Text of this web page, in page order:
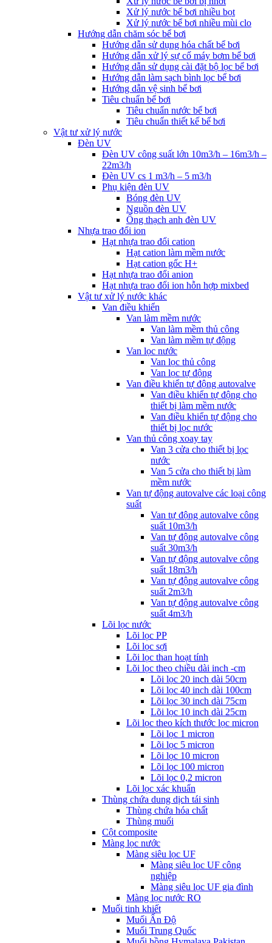
Xử lý nước bể bơi nhiều bọt
Xử lý nước bể bơi nhiều mùi clo
Hướng dẫn chăm sóc bể bơi
Hướng dẫn sử dụng hóa chất bể bơi
Hướng dẫn xử lý sự cố máy bơm bể bơi
Hướng dẫn sử dụng cài đặt bộ lọc bể bơi
Hướng dẫn làm sạch bình lọc bể bơi
Hướng dẫn vệ sinh bể bơi
Tiêu chuẩn bể bơi
Tiêu chuẩn nước bể bơi
Tiêu chuẩn thiết kế bể bơi
Vật tư xử lý nước
Đèn UV
Đèn UV công suất lớn 10m3/h – 16m3/h –
22m3/h
Đèn UV cs 1 m3/h – 5 m3/h
Phụ kiện đèn UV
Bóng đèn UV
Nguồn đèn UV
Ống thạch anh đèn UV
Nhựa trao đổi ion
Hạt nhựa trao đổi cation
Hạt cation làm mềm nước
Hạt cation gốc H+
Hạt nhựa trao đổi anion
Hạt nhựa trao đổi ion hỗn hợp mixbed
Vật tư xử lý nước khác
Van điều khiển
Van làm mềm nước
Van làm mềm thủ công
Van làm mềm tự động
Van lọc nước
Van lọc thủ công
Van lọc tự động
Van điều khiển tự động autovalve
Van điều khiển tự động cho
thiết bị làm mềm nước
Van điều khiển tự động cho
thiết bị lọc nước
Van thủ công xoay tay
Van 3 cửa cho thiết bị lọc
nước
Van 5 cửa cho thiết bị làm
mềm nước
Van tự động autovalve các loại công
suất
Van tự động autovalve công
suất 10m3/h
Van tự động autovalve công
suất 30m3/h
Van tự động autovalve công
suất 18m3/h
Van tự động autovalve công
suất 2m3/h
Van tự động autovalve công
suất 4m3/h
Lõi lọc nước
Lõi lọc PP
Lõi lọc sợi
Lõi lọc than hoạt tính
Lõi lọc theo chiều dài inch -cm
Lõi lọc 20 inch dài 50cm
Lõi lọc 40 inch dài 100cm
Lõi lọc 30 inch dài 75cm
Lõi lọc 10 inch dài 25cm
Lõi lọc theo kích thước lọc micron
Lõi lọc 1 micron
Lõi lọc 5 micron
Lõi lọc 10 micron
Lõi lọc 100 micron
Lõi lọc 0,2 micron
Lõi lọc xác khuẩn
Thùng chứa dung dịch tái sinh
Thùng chứa hóa chất
Thùng muối
Cột composite
Màng lọc nước
Màng siêu lọc UF
Màng siêu lọc UF công
nghiệp
Màng siêu lọc UF gia đình
Màng lọc nước RO
Muối tinh khiết
Muối Ấn Độ
Muối Trung Quốc